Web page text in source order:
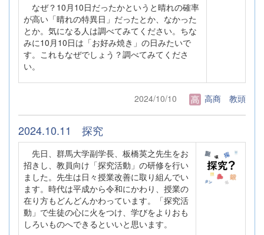
なぜ？10月10日だったかというと晴れの確率
が高い「晴れの特異日」だったとか、なかった
とか。気になる人は調べてみてください。ちな
みに10月10日は「お好み焼き」の日みたいで
す。これもなぜでしょう？調べてみてくださ
い。
2024/10/10 高商 教頭
2024.10.11 探究
先日、群馬大学副学長、板橋英之先生をお
招きし、教員向け「探究活動」の研修を行い
ました。先生は日々授業改善に取り組んでい
ます。時代は平成から令和にかわり、授業の
在り方もどんどんかわっています。「探究活
動」で生徒の心に火をつけ、学びをよりおも
しろいものへできるといいと思います。